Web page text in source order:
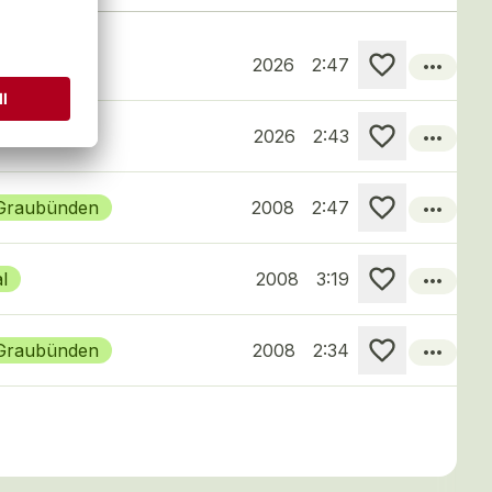
2026 2:47 more_horiz
2026 2:43 more_horiz
2008 2:47 more_horiz
2008 3:19 more_horiz
2008 2:34 more_horiz